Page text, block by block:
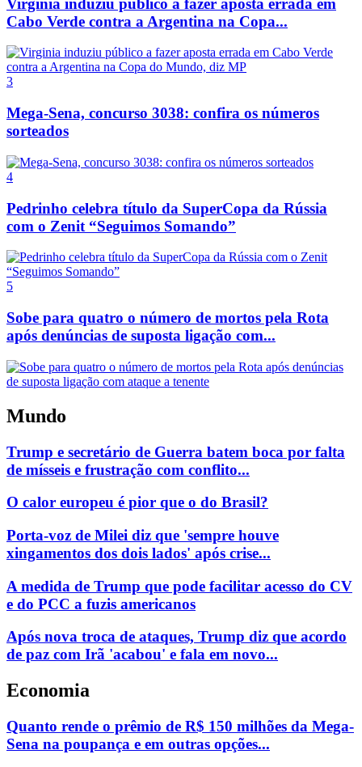
Cabo Verde contra a Argentina na Copa...
3
Mega-Sena, concurso 3038: confira os números
sorteados
4
Pedrinho celebra título da SuperCopa da Rússia
com o Zenit “Seguimos Somando”
5
Sobe para quatro o número de mortos pela Rota
após denúncias de suposta ligação com...
Mundo
Trump e secretário de Guerra batem boca por falta
de mísseis e frustração com conflito...
O calor europeu é pior que o do Brasil?
Porta-voz de Milei diz que 'sempre houve
xingamentos dos dois lados' após crise...
A medida de Trump que pode facilitar acesso do CV
e do PCC a fuzis americanos
Após nova troca de ataques, Trump diz que acordo
de paz com Irã 'acabou' e fala em novo...
Economia
Quanto rende o prêmio de R$ 150 milhões da Mega-
Sena na poupança e em outras opções...